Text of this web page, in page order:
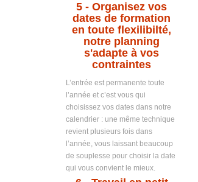
5 - Organisez vos
dates de formation
en toute flexilibilté,
notre planning
s'adapte à vos
contraintes
L’entrée est permanente toute
l’année et c’est vous qui
choisissez vos dates dans notre
calendrier : une même technique
revient plusieurs fois dans
l’année, vous laissant beaucoup
de souplesse pour choisir la date
qui vous convient le mieux.